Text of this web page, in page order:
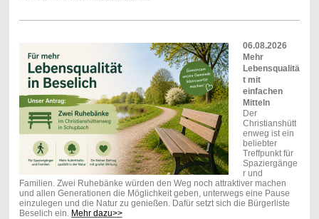
06.08.2026
Mehr
Lebensqualitä
t mit
einfachen
Mitteln
Der
Christianshütt
enweg ist ein
beliebter
Treffpunkt für
Spaziergänge
r und
Familien. Zwei Ruhebänke würden den Weg noch attraktiver machen
und allen Generationen die Möglichkeit geben, unterwegs eine Pause
einzulegen und die Natur zu genießen. Dafür setzt sich die Bürgerliste
Beselich ein. Mehr dazu>>